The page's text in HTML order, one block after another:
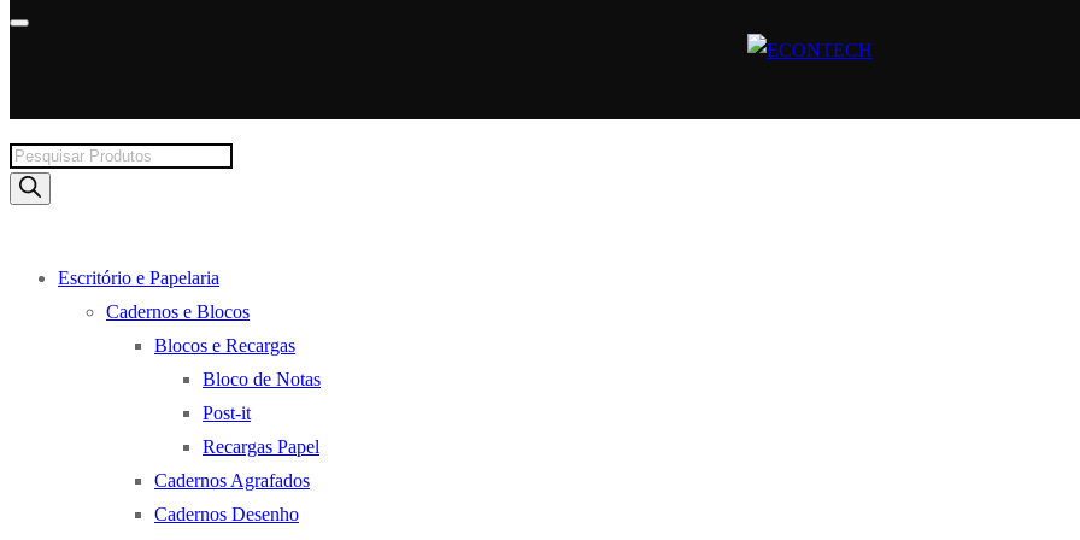
Products
search
Escritório e Papelaria
Cadernos e Blocos
Blocos e Recargas
Bloco de Notas
Post-it
Recargas Papel
Cadernos Agrafados
Cadernos Desenho